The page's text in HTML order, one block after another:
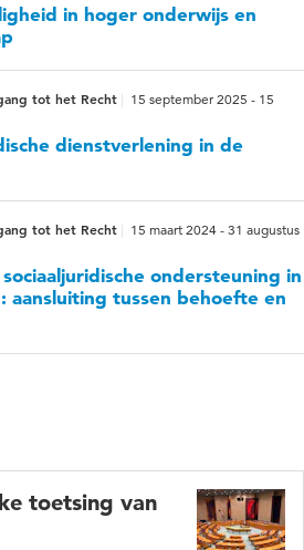
in hoger onderwijs en
tot het Recht
15 september 2025 - 15
dienstverlening in de
tot het Recht
15 maart 2024 - 31 augustus
ondersteuning in
aansluiting tussen behoefte en
toetsing van